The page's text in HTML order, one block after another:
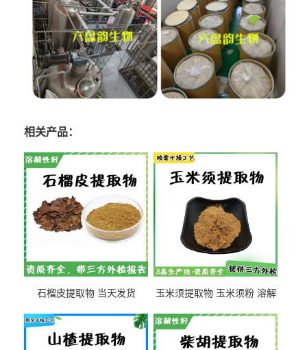
相关产品：
石榴皮提取物 当天发货
玉米须提取物 玉米须粉 溶解